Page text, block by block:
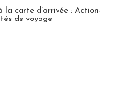
la carte d’arrivée : Action-
de voyage